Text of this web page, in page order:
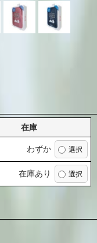
在庫
わずか
在庫あり